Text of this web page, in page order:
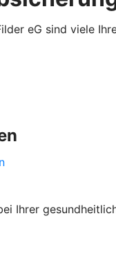
eG sind viele
Ihrer